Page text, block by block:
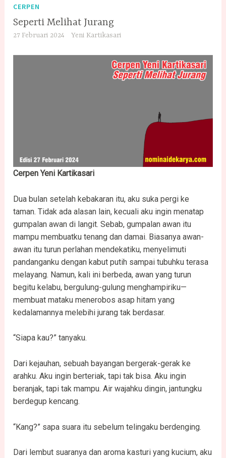
CERPEN
Seperti Melihat Jurang
27 Februari 2024 Yeni Kartikasari
Cerpen Yeni Kartikasari
Dua bulan setelah kebakaran itu, aku suka pergi ke
taman. Tidak ada alasan lain, kecuali aku ingin menatap
gumpalan awan di langit. Sebab, gumpalan awan itu
mampu membuatku tenang dan damai. Biasanya awan-
awan itu turun perlahan mendekatiku, menyelimuti
pandanganku dengan kabut putih sampai tubuhku terasa
melayang. Namun, kali ini berbeda, awan yang turun
begitu kelabu, bergulung-gulung menghampiriku—
membuat mataku menerobos asap hitam yang
kedalamannya melebihi jurang tak berdasar.
“Siapa kau?” tanyaku.
Dari kejauhan, sebuah bayangan bergerak-gerak ke
arahku. Aku ingin berteriak, tapi tak bisa. Aku ingin
beranjak, tapi tak mampu. Air wajahku dingin, jantungku
berdegup kencang.
“Kang?” sapa suara itu sebelum telingaku berdenging.
Dari lembut suaranya dan aroma kasturi yang kucium, aku